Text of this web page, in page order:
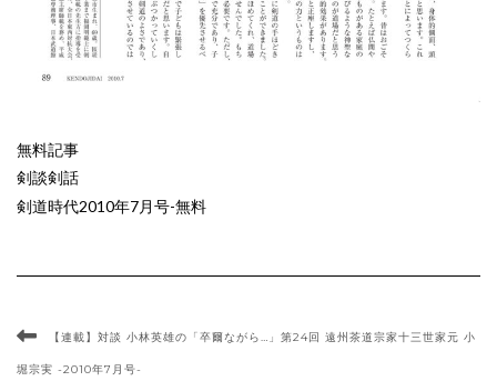
無料記事
剣談剣話
剣道時代2010年7月号-無料
【連載】対談 小林英雄の「卒爾ながら…」第24回 遠州茶道宗家十三世家元 小
堀宗実 -2010年7月号-